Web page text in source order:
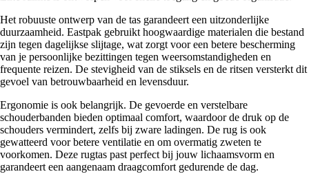
Het robuuste ontwerp van de tas garandeert een uitzonderlijke
duurzaamheid. Eastpak gebruikt hoogwaardige materialen die bestand
zijn tegen dagelijkse slijtage, wat zorgt voor een betere bescherming
van je persoonlijke bezittingen tegen weersomstandigheden en
frequente reizen. De stevigheid van de stiksels en de ritsen versterkt dit
gevoel van betrouwbaarheid en levensduur.
Ergonomie is ook belangrijk. De gevoerde en verstelbare
schouderbanden bieden optimaal comfort, waardoor de druk op de
schouders vermindert, zelfs bij zware ladingen. De rug is ook
gewatteerd voor betere ventilatie en om overmatig zweten te
voorkomen. Deze rugtas past perfect bij jouw lichaamsvorm en
garandeert een aangenaam draagcomfort gedurende de dag.